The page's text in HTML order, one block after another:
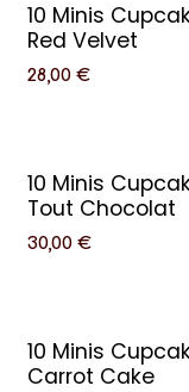
10 Minis
Red Velvet
28,00 €
10 Minis
Tout Chocolat
30,00 €
10 Minis
Carrot Cake